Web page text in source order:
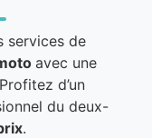
services de
avec une
d’un
du deux-
.